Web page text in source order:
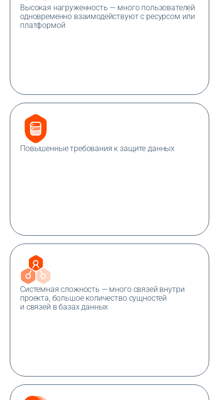
Высокая нагруженность — много пользователей
одновременно взаимодействуют с ресурсом или
платформой
Повышенные требования к защите данных
Системная сложность — много связей внутри
проекта, большое количество сущностей
и связей в базах данных